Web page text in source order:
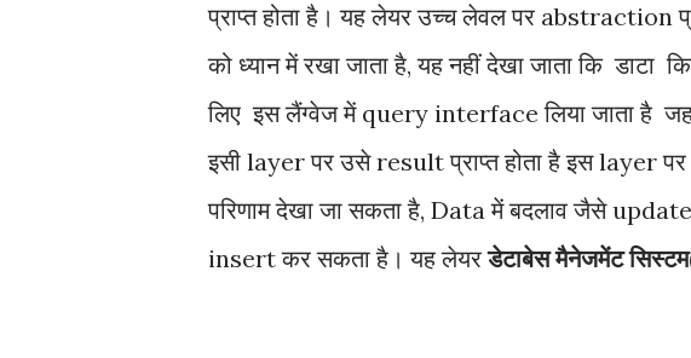
प्राप्त होता है। यह लेयर उच्च लेवल पर abstraction
को ध्यान में रखा जाता है, यह नहीं देखा जाता कि डाटा
लिए इस लैंग्वेज में query interface लिया जाता है
इसी layer पर उसे result प्राप्त होता है इस layer
परिणाम देखा जा सकता है, Data में बदलाव जैसे
insert कर सकता है। यह लेयरडेटाबेस मैनेजमेंट